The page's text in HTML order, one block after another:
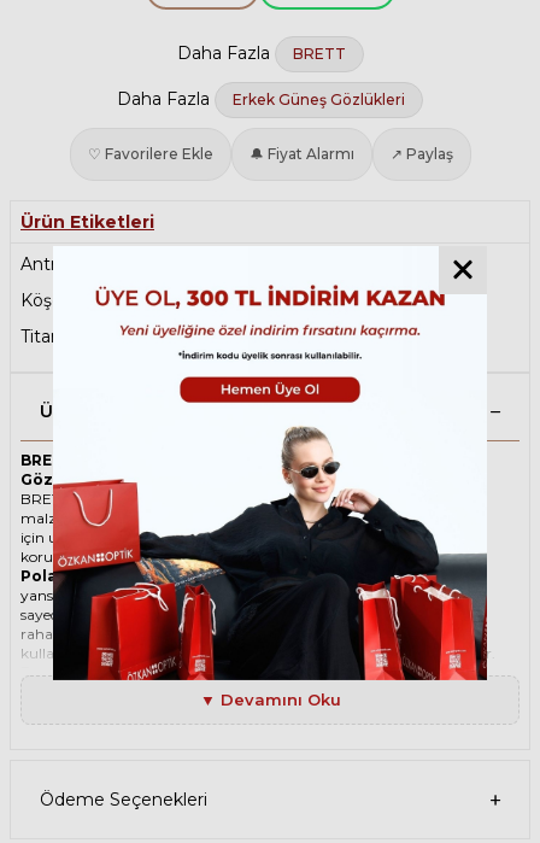
Daha Fazla BRETT
Daha Fazla Erkek Güneş Gözlükleri
♡ Favorilere Ekle 🔔 Fiyat Alarmı ↗ Paylaş
Ürün Etiketleri
Antrefleli Güneş Gözlüğü
,
Köşeli Güneş Gözlüğü,Polarize Güneş Gözlüğü,
Titanyum Güneş Gözlüğü
Ürün Açıklaması
BRETT LOUIS SUN C04 55 Polarize Lacivert Unisex Güneş
Gözlüğü
BRETT ikonik Köşeli Titanyum güneş gözlüğü, tarzı ve kaliteli
malzemesi ile göz alıcı bir aksesuar. Hem erkekler hem de kadınlar
için uygun olan bu güneş gözlüğü, güneşin zararlı ışınlarından
korunmanızı sağlarken, stilinizi de yansıtır.
Polarize güneş gözlüğü, güneş ışınlarının yatay yüzeylerden
yansımasını engelleyen özel bir filtre içeren bir gözlük türüdür. Bu
sayede, gözlerinizin parlama, yansıma, kamaşma gibi
rahatsızlıklardan korunmasını sağlar. Polarize güneş gözlüğü
kullanmak, hem görüş kalitenizi artırır hem de göz sağlığınızı korur.
Degradeli güneş gözlüğü
, camın üst kısmının koyu, alt kısmının
ise açık renkli olduğu bir güneş gözlüğü türüdür. Bu sayede, hem
güneş ışınlarının yüzünüze çarpmasını engeller hem de alt kısımdan
gelen ışığı daha net görmenizi sağlar. Degradeli güneş gözlüğü
• BRETT LOUIS SUN C04 55 Polarize Lacivert Unisex güneş gözlüğü,
yüksek kaliteli Titanyum çerçeveye ve Organik lense sahiptir. Bu
▼ Devamını Oku
Ödeme Seçenekleri